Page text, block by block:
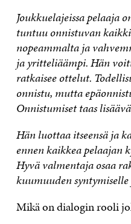
Joukkuelajeissa pelaaja
tuntuu onnistuvan
nopeammalta ja
ja yritteliäämpi. Hän
ratkaisee ottelut.
onnistu, mutta
Onnistumiset taas
Hän luottaa itseensä ja
ennen kaikkea pelaajan
Hyvä valmentaja osaa
kuumuuden
Mikä on dialogin rooli